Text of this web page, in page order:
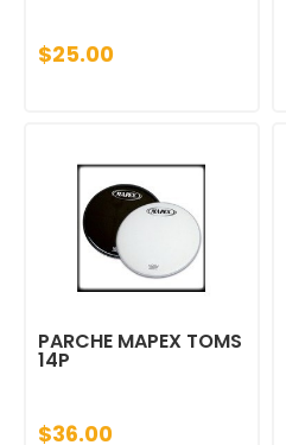
$25.00
PARCHE MAPEX TOMS
14P
$36.00